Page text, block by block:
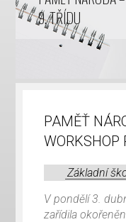
9. TŘÍDU
PAMĚŤ
WORKSHOP
Základní
V pondělí 3.
zařídila